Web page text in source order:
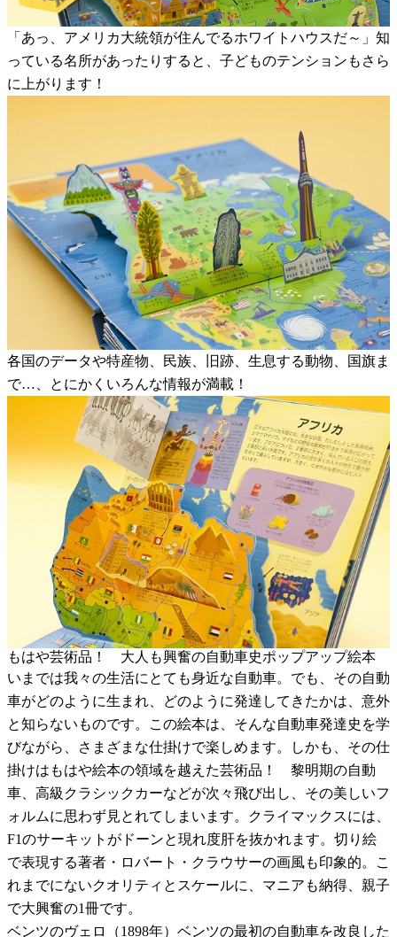
「あっ、アメリカ大統領が住んでるホワイトハウスだ～」知
っている名所があったりすると、子どものテンションもさら
に上がります！
各国のデータや特産物、民族、旧跡、生息する動物、国旗ま
で…、とにかくいろんな情報が満載！
もはや芸術品！ 大人も興奮の自動車史ポップアップ絵本
いまでは我々の生活にとても身近な自動車。でも、その自動
車がどのように生まれ、どのように発達してきたかは、意外
と知らないものです。この絵本は、そんな自動車発達史を学
びながら、さまざまな仕掛けで楽しめます。しかも、その仕
掛けはもはや絵本の領域を越えた芸術品！ 黎明期の自動
車、高級クラシックカーなどが次々飛び出し、その美しいフ
ォルムに思わず見とれてしまいます。クライマックスには、
F1のサーキットがドーンと現れ度肝を抜かれます。切り絵
で表現する著者・ロバート・クラウサーの画風も印象的。こ
れまでにないクオリティとスケールに、マニアも納得、親子
で大興奮の1冊です。
ベンツのヴェロ（1898年）ベンツの最初の自動車を改良した